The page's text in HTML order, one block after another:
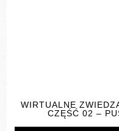
WIRTUALNE
CZĘŚĆ 02 –